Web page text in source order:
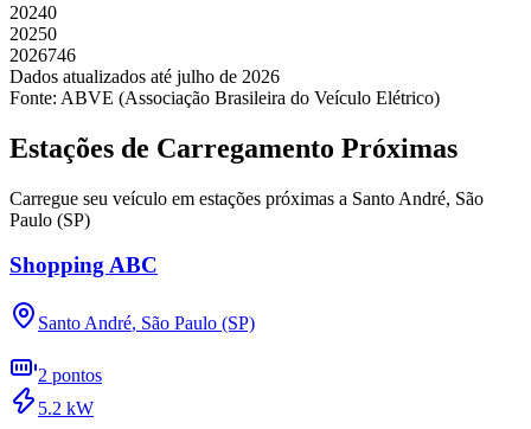
20240
20250
2026746
Dados atualizados até julho de 2026
Fonte: ABVE (Associação Brasileira do Veículo Elétrico)
Estações de Carregamento Próximas
Carregue seu veículo em estações próximas a Santo André, São
Paulo (SP)
Shopping ABC
Santo André, São Paulo (SP)
2 pontos
5.2 kW